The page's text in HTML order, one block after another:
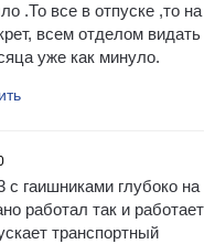
.То все в отпуске ,то на
всем отделом видать
уже как минуло.
с гаишниками глубоко на
работал так и работает
транспортный